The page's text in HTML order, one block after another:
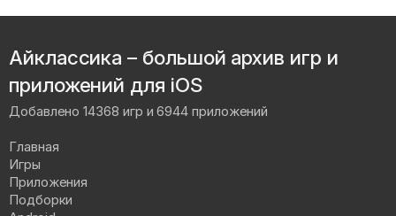
Айклассика – большой архив игр и
приложений для iOS
Добавлено 14368 игр и 6944 приложений
Главная
Игры
Приложения
Подборки